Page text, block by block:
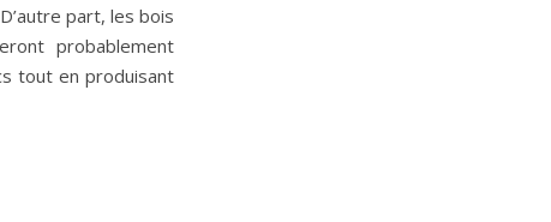
part, les bois
probablement
tout en produisant